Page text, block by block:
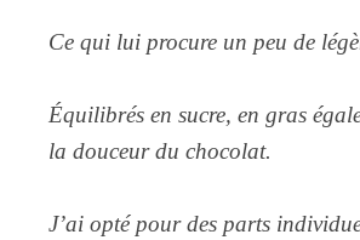
Ce qui lui procure un peu de
Équilibrés en sucre, en gras
la douceur du chocolat.
J’ai opté pour des parts